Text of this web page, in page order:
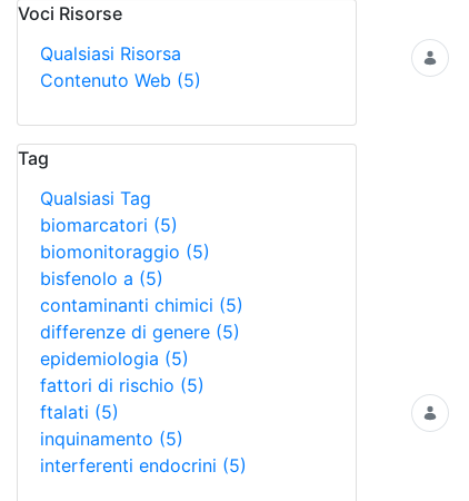
Voci Risorse
Qualsiasi Risorsa
Contenuto Web (5)
Tag
Qualsiasi Tag
biomarcatori (5)
biomonitoraggio (5)
bisfenolo a (5)
contaminanti chimici (5)
differenze di genere (5)
epidemiologia (5)
fattori di rischio (5)
ftalati (5)
inquinamento (5)
interferenti endocrini (5)
Ricerca